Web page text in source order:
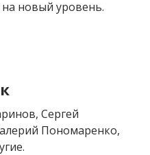
новый уровень.
Сергей
Пономаренко,